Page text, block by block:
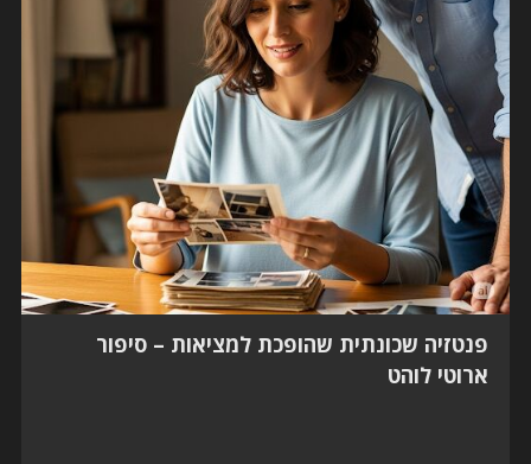
פנטזיה שכונתית שהופכת למציאות – סיפור
ארוטי לוהט